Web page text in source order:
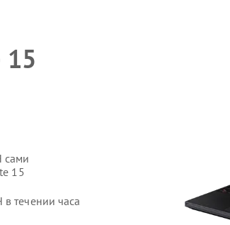
15
сами
15
течении часа